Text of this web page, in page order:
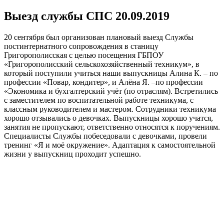
Выезд службы СПС 20.09.2019
20 сентября был организован плановый выезд Службы
постинтернатного сопровождения в станицу
Григорополисская с целью посещения ГБПОУ
«Григорополисский сельскохозяйственный техникум», в
который поступили учиться наши выпускницы Алина К. – по
профессии «Повар, кондитер», и Алёна Я. –по профессии
«Экономика и бухгалтерский учёт (по отраслям). Встретились
с заместителем по воспитательной работе техникума, с
классным руководителем и мастером. Сотрудники техникума
хорошо отзывались о девочках. Выпускницы хорошо учатся,
занятия не пропускают, ответственно относятся к поручениям.
Специалисты Службы побеседовали с девочками, провели
тренинг «Я и моё окружение». Адаптация к самостоятельной
жизни у выпускниц проходит успешно.